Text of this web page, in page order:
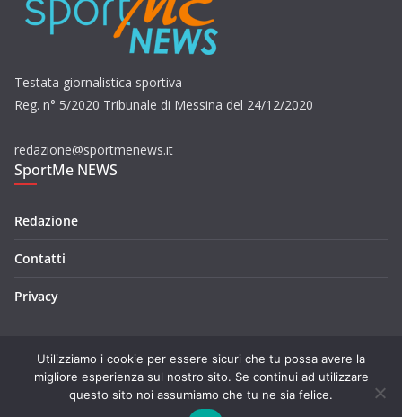
Testata giornalistica sportiva
Reg. n° 5/2020 Tribunale di Messina del 24/12/2020
redazione@sportmenews.it
SportMe NEWS
Redazione
Contatti
Privacy
Copyright © 2026SportMe NEWS. Tutti i diritti riservati.
Utilizziamo i cookie per essere sicuri che tu possa avere la
migliore esperienza sul nostro sito. Se continui ad utilizzare
questo sito noi assumiamo che tu ne sia felice.